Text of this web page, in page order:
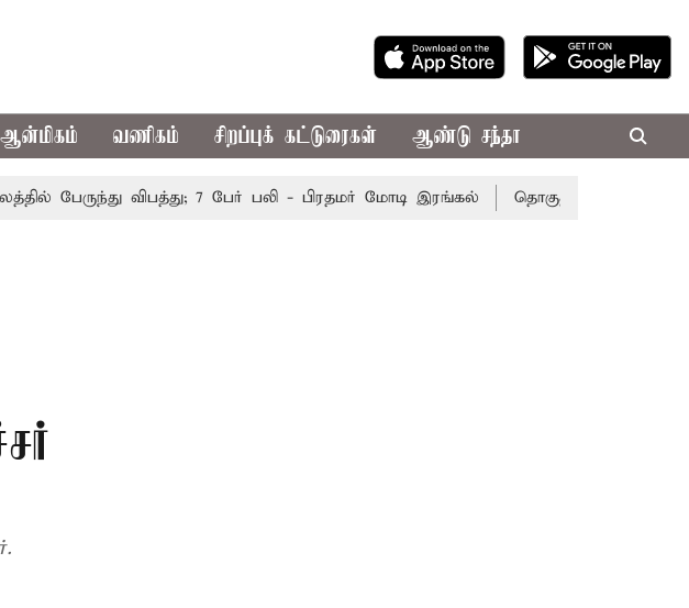
ஆன்மிகம் வணிகம் சிறப்புக் கட்டுரைகள் ஆண்டு சந்தா
பேருந்து விபத்து; 7 பேர் பலி - பிரதமர் மோடி இரங்கல் தொகுதி மறுவரையறை